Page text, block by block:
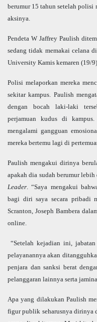
berumur 15 tahun setelah polisi
aksinya.
Pendeta W Jaffrey Paulish
sedang tidak memakai celana
University Kamis kemaren (19/
Polisi melaporkan mereka
sekitar kampus. Paulish
dengan bocah laki-laki
perjamuan kudus di
mengalami gangguan
mereka bertemu lagi di
Paulish mengakui dirinya
apakah dia sudah berumur
Leader. “Saya mengakui
bagi diri saya secara pribadi
Scranton, Joseph Bambera
online.
“Setelah kejadian ini,
pelayanannya akan
penjara dan sanksi berat
pelanggaran lainnya serta
Apa yang dilakukan Paulish
figur publik seharusnya dirinya